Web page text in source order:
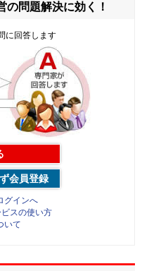
の問題解決に効く！
に回答します
会員登録
グインへ
スの使い方
いて